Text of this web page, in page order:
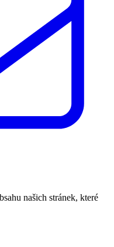
našich stránek, které